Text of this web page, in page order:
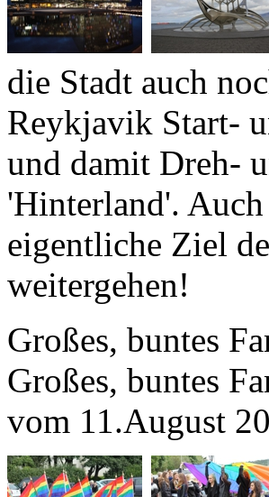
die Stadt auch
ReykjavikStart-
und damit Dreh-
'Hinterland'.
eigentliche Ziel
weitergehen!
Großes, buntes
Großes, buntes
vom 11.August